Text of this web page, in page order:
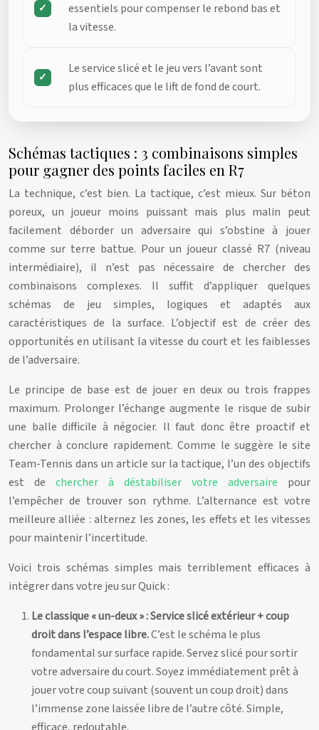
essentiels pour compenser le rebond bas et
la vitesse.
Le service slicé et le jeu vers l’avant sont
plus efficaces que le lift de fond de court.
Schémas tactiques : 3 combinaisons simples
pour gagner des points faciles en R7
La technique, c’est bien. La tactique, c’est mieux. Sur béton
poreux, un joueur moins puissant mais plus malin peut
facilement déborder un adversaire qui s’obstine à jouer
comme sur terre battue. Pour un joueur classé R7 (niveau
intermédiaire), il n’est pas nécessaire de chercher des
combinaisons complexes. Il suffit d’appliquer quelques
schémas de jeu simples, logiques et adaptés aux
caractéristiques de la surface. L’objectif est de créer des
opportunités en utilisant la vitesse du court et les faiblesses
de l’adversaire.
Le principe de base est de jouer en deux ou trois frappes
maximum. Prolonger l’échange augmente le risque de subir
une balle difficile à négocier. Il faut donc être proactif et
chercher à conclure rapidement. Comme le suggère le site
Team-Tennis dans un article sur la tactique, l’un des objectifs
est de chercher à déstabiliser votre adversaire pour
l’empêcher de trouver son rythme. L’alternance est votre
meilleure alliée : alternez les zones, les effets et les vitesses
pour maintenir l’incertitude.
Voici trois schémas simples mais terriblement efficaces à
intégrer dans votre jeu sur Quick :
Le classique « un-deux » : Service slicé extérieur + coup
droit dans l’espace libre.C’est le schéma le plus
fondamental sur surface rapide. Servez slicé pour sortir
votre adversaire du court. Soyez immédiatement prêt à
jouer votre coup suivant (souvent un coup droit) dans
l’immense zone laissée libre de l’autre côté. Simple,